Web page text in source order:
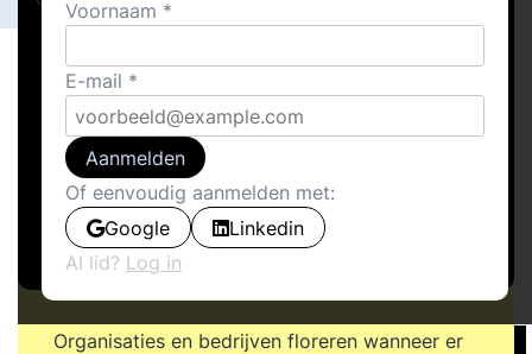
Organisaties en bedrijven floreren wanneer er
Voornaam
E-mail
Aanmelden
Of eenvoudig aanmelden met:
Google
Linkedin
Al lid? Log in